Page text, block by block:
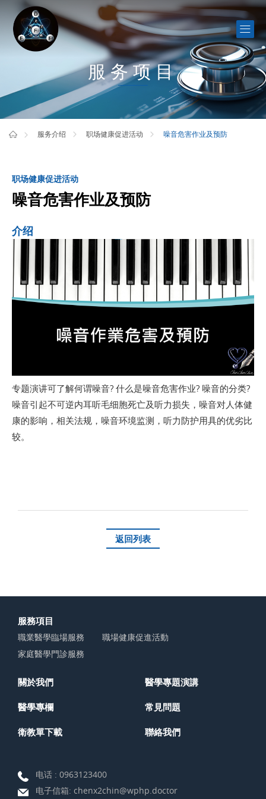
服务项目
服务介绍 职场健康促进活动 噪音危害作业及预防
职场健康促进活动
噪音危害作业及预防
介绍
专题演讲可了解何谓噪音? 什么是噪音危害作业? 噪音的分类?
噪音引起不可逆内耳听毛细胞死亡及听力损失，噪音对人体健
康的影响，相关法规，噪音环境监测，听力防护用具的优劣比
较。
返回列表
服務項目
職業醫學臨場服務
職場健康促進活動
家庭醫學門診服務
關於我們 醫學專題演講
醫學專欄 常見問題
衛教單下載 聯絡我們
电话 : 0963123400
电子信箱: chenx2chin@wphp.doctor